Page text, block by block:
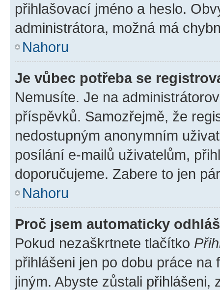
přihlašovací jméno a heslo.
administrátora, možná má
Nahoru
Je vůbec potřeba se
Nemusíte. Je na
příspěvků. Samozřejmě, že
nedostupným anonymním
posílání e-mailů uživatelům,
doporučujeme. Zabere to jen
Nahoru
Proč jsem automaticky
Pokud nezaškrtnete tlačítko
přihlášeni jen po dobu práce
jiným. Abyste zůstali přihlášeni,